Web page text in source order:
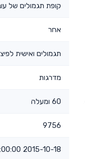
קופת תגמולים של
אחר
תגמולים ואישית
מדרגות
60 ומעלה
9756
2015-10-18 00:00:00